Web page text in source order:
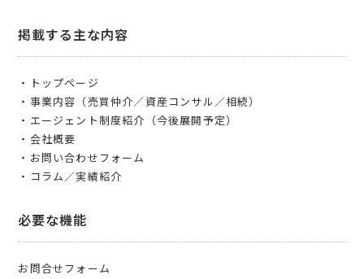
掲載する主な内容
・トップページ
・事業内容（売買仲介／資産コンサル／相続）
・エージェント制度紹介（今後展開予定）
・会社概要
・お問い合わせフォーム
・コラム／実績紹介
必要な機能
お問合せフォーム